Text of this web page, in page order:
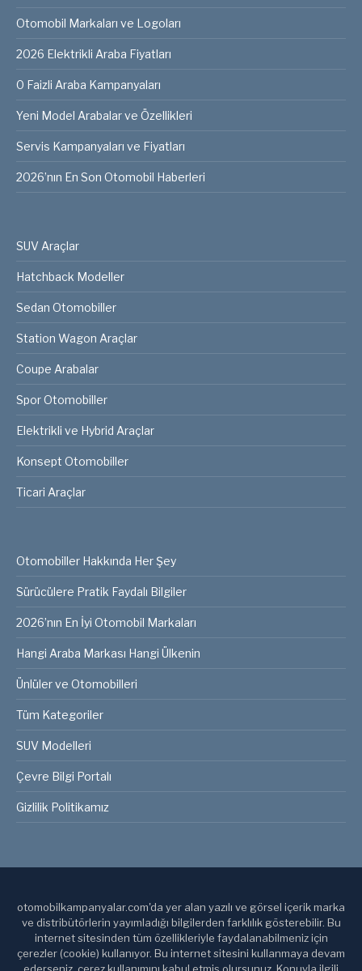
Otomobil Markaları ve Logoları
2026 Elektrikli Araba Fiyatları
0 Faizli Araba Kampanyaları
Yeni Model Arabalar ve Özellikleri
Servis Kampanyaları ve Fiyatları
2026’nın En Son Otomobil Haberleri
SUV Araçlar
Hatchback Modeller
Sedan Otomobiller
Station Wagon Araçlar
Coupe Arabalar
Spor Otomobiller
Elektrikli ve Hybrid Araçlar
Konsept Otomobiller
Ticari Araçlar
Otomobiller Hakkında Her Şey
Sürücülere Pratik Faydalı Bilgiler
2026’nın En İyi Otomobil Markaları
Hangi Araba Markası Hangi Ülkenin
Ünlüler ve Otomobilleri
Tüm Kategoriler
SUV Modelleri
Çevre Bilgi Portalı
Gizlilik Politikamız
otomobilkampanyalar.com'da yer alan yazılı ve görsel içerik marka
ve distribütörlerin yayımladığı bilgilerden farklılık gösterebilir. Bu
internet sitesinden tüm özellikleriyle faydalanabilmeniz için
çerezler (cookie) kullanıyor. Bu internet sitesini kullanmaya devam